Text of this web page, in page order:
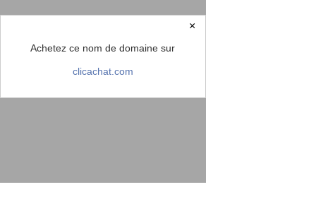
×
Achetez ce nom de domaine sur
clicachat.com